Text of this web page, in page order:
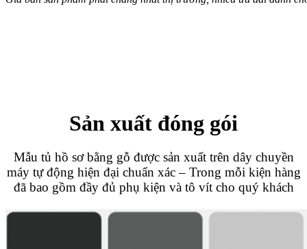
Sản xuất đóng gói
Mẫu tủ hồ sơ bằng gỗ được sản xuất trên dây chuyền
máy tự động hiện đại chuẩn xác – Trong mỗi kiện hàng
đã bao gồm đầy đủ phụ kiện và tô vít cho quý khách